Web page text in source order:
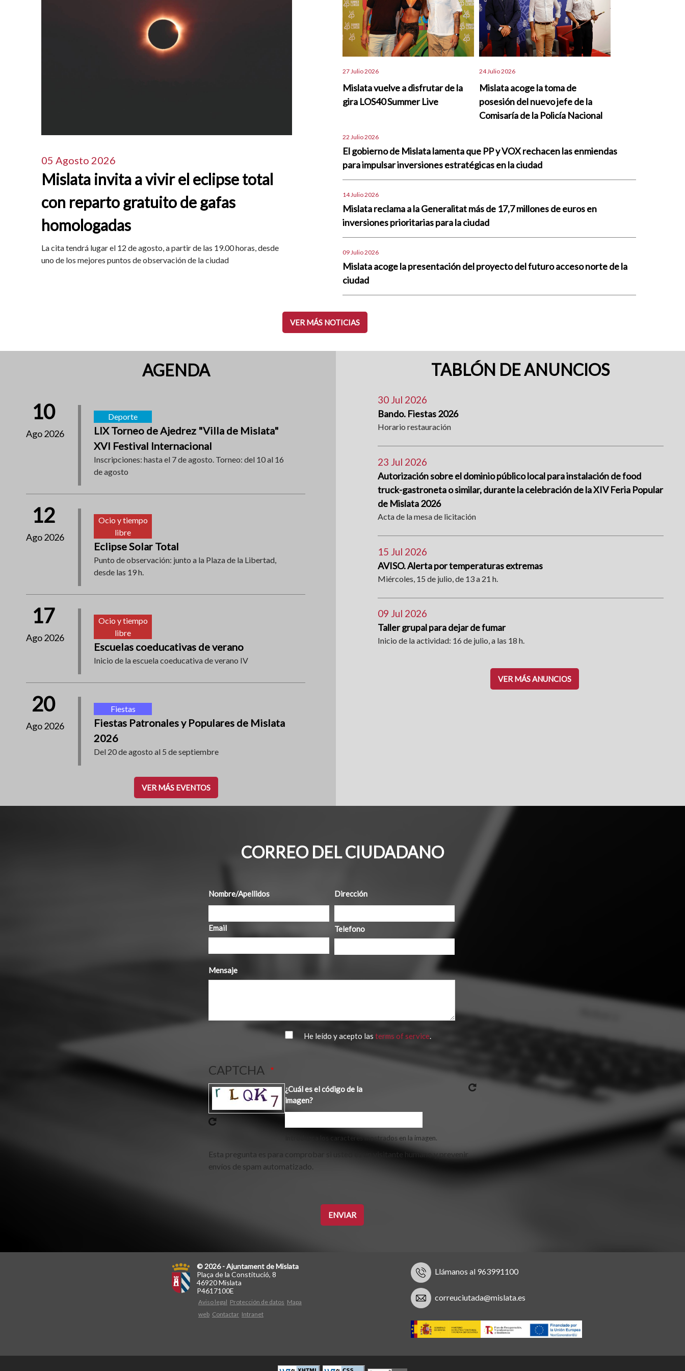
05 Agosto 2026
Mislata invita a vivir el eclipse total
con reparto gratuito de gafas
homologadas
La cita tendrá lugar el 12 de agosto, a partir de las 19.00 horas, desde
uno de los mejores puntos de observación de la ciudad
27 Julio 2026
Mislata vuelve a disfrutar de la
gira LOS40 Summer Live
24 Julio 2026
Mislata acoge la toma de
posesión del nuevo jefe de la
Comisaría de la Policía Nacional
22 Julio 2026
El gobierno de Mislata lamenta que PP y VOX rechacen las enmiendas
para impulsar inversiones estratégicas en la ciudad
14 Julio 2026
Mislata reclama a la Generalitat más de 17,7 millones de euros en
inversiones prioritarias para la ciudad
09 Julio 2026
Mislata acoge la presentación del proyecto del futuro acceso norte de la
ciudad
VER MÁS NOTICIAS
AGENDA
10
Ago 2026
Deporte
LIX Torneo de Ajedrez "Villa de Mislata"
XVI Festival Internacional
Inscripciones: hasta el 7 de agosto. Torneo: del 10 al 16
de agosto
12
Ago 2026
Ocio y tiempo
libre
Eclipse Solar Total
Punto de observación: junto a la Plaza de la Libertad,
desde las 19 h.
17
Ago 2026
Ocio y tiempo
libre
Escuelas coeducativas de verano
Inicio de la escuela coeducativa de verano IV
20
Ago 2026
Fiestas
Fiestas Patronales y Populares de Mislata
2026
Del 20 de agosto al 5 de septiembre
VER MÁS EVENTOS
TABLÓN DE ANUNCIOS
30 Jul 2026
Bando. Fiestas 2026
Horario restauración
23 Jul 2026
Autorización sobre el dominio público local para instalación de food
truck-gastroneta o similar, durante la celebración de la XIV Feria Popular
de Mislata 2026
Acta de la mesa de licitación
15 Jul 2026
AVISO. Alerta por temperaturas extremas
Miércoles, 15 de julio, de 13 a 21 h.
09 Jul 2026
Taller grupal para dejar de fumar
Inicio de la actividad: 16 de julio, a las 18 h.
VER MÁS ANUNCIOS
CORREO DEL CIUDADANO
Nombre/Apellidos Dirección
Email Telefono
Mensaje
He leído y acepto lasterms of service.
CAPTCHA
¿Cuál es el código de la
imagen?
Introduzca los caracteres mostrados en la imagen.
Esta pregunta es para comprobar si usted es un visitante humano y prevenir
envíos de spam automatizado.
© 2026 - Ajuntament de Mislata
Plaça de la Constitució, 8
46920 Mislata
P4617100E
Aviso legal Protección de datos Mapa
web Contactar Intranet
Llámanos al 963991100
correuciutada@mislata.es